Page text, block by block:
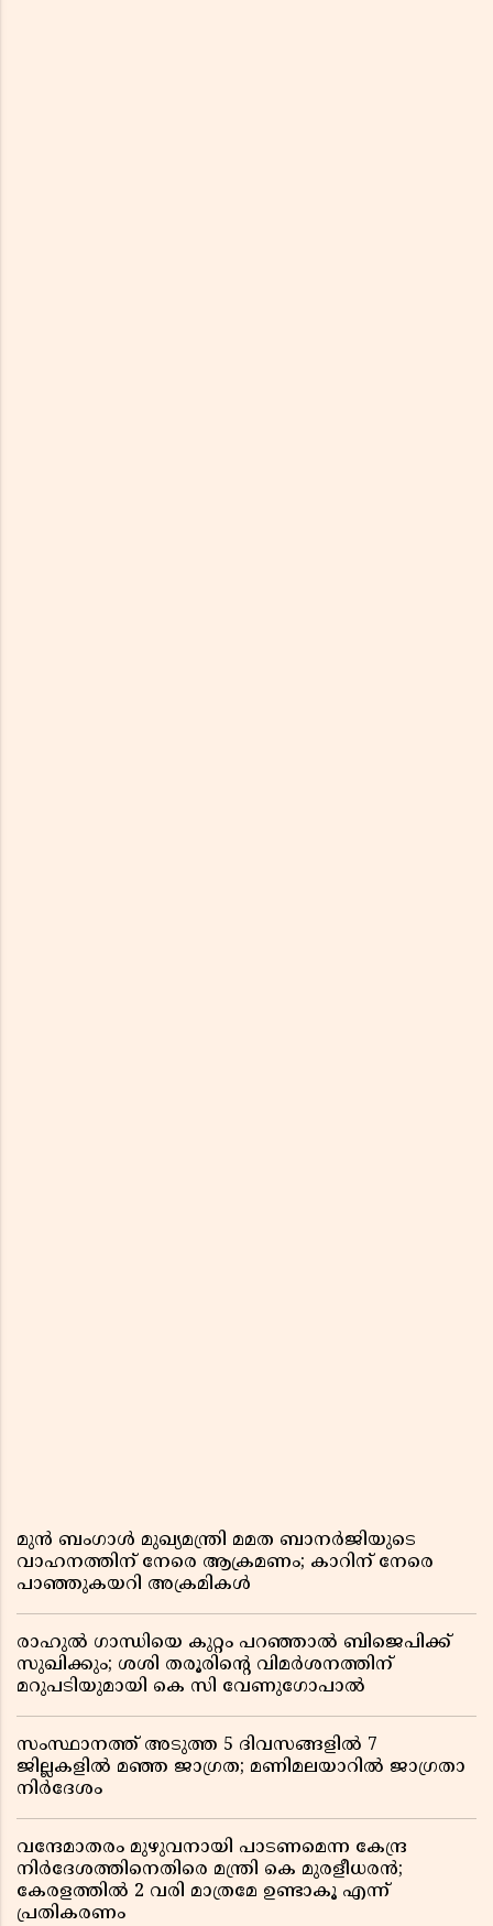
മുൻ ബംഗാൾ മുഖ്യമന്ത്രി മമത ബാനർജിയുടെ
വാഹനത്തിന് നേരെ ആക്രമണം; കാറിന് നേരെ
പാഞ്ഞുകയറി അക്രമികൾ
രാഹുൽ ഗാന്ധിയെ കുറ്റം പറഞ്ഞാൽ ബിജെപിക്ക്
സുഖിക്കും; ശശി തരൂരിന്റെ വിമർശനത്തിന്
മറുപടിയുമായി കെ സി വേണുഗോപാൽ
സംസ്ഥാനത്ത് അടുത്ത 5 ദിവസങ്ങളിൽ 7
ജില്ലകളിൽ മഞ്ഞ ജാഗ്രത; മണിമലയാറിൽ ജാഗ്രതാ
നിർദേശം
വന്ദേമാതരം മുഴുവനായി പാടണമെന്ന കേന്ദ്ര
നിർദേശത്തിനെതിരെ മന്ത്രി കെ മുരളീധരൻ;
കേരളത്തിൽ 2 വരി മാത്രമേ ഉണ്ടാകൂ എന്ന്
പ്രതികരണം